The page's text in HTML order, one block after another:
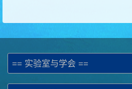
== 实验室与学会 ==